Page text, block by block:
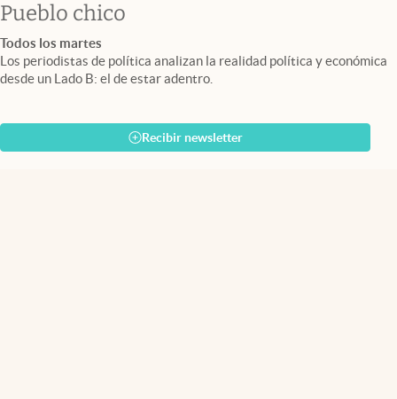
Pueblo chico
Todos los martes
Los periodistas de política analizan la realidad política y económica
desde un Lado B: el de estar adentro.
Recibir newsletter